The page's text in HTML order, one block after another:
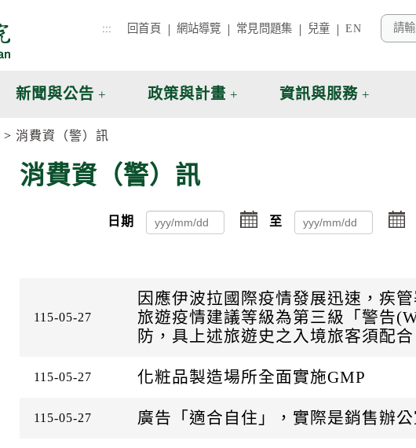
::: 回首頁 網站導覽 常見問題集 兒童 EN
新聞與公告 政策與計畫 資訊與服務
消費資（警）訊
消費資（警）訊
日期
點
擊
期
起
日
至
因應伊波拉國際疫情發展迅速，疾
旅遊疫情建議等級為第三級「警告
防，具上述旅遊史之入境旅客須配合
115-05-27
化粧品製造場所全面實施GMP
115-05-27
廣告「適合自住」，實際是銷售辦
115-05-27